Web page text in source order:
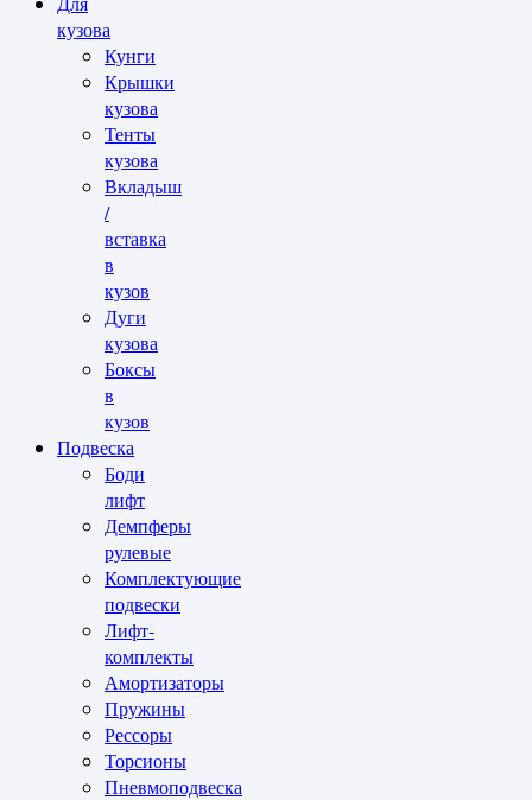
кузова
Кунги
Крышки
кузова
Тенты
кузова
Вкладыш
/
вставка
в
кузов
Дуги
кузова
Боксы
в
кузов
Подвеска
Боди
лифт
Демпферы
рулевые
Комплектующие
подвески
Лифт-
комплекты
Амортизаторы
Пружины
Рессоры
Торсионы
Пневмоподвеска